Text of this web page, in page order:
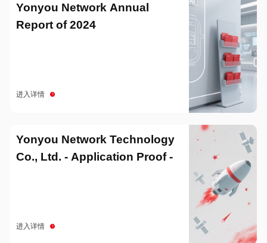
Yonyou Network Annual
Report of 2024
进入详情
Yonyou Network Technology
Co., Ltd. - Application Proof -
进入详情